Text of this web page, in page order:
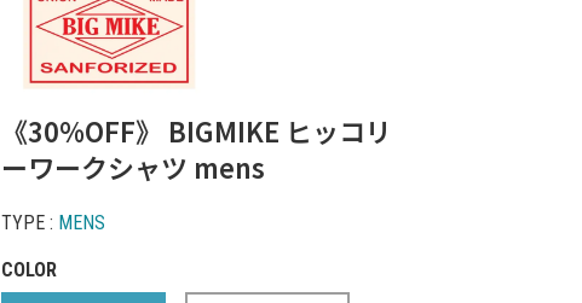
《30%OFF》 BIGMIKE ヒッコリ
ーワークシャツ mens
TYPE : MENS
COLOR